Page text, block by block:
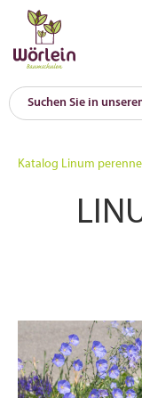
Katalog Linum